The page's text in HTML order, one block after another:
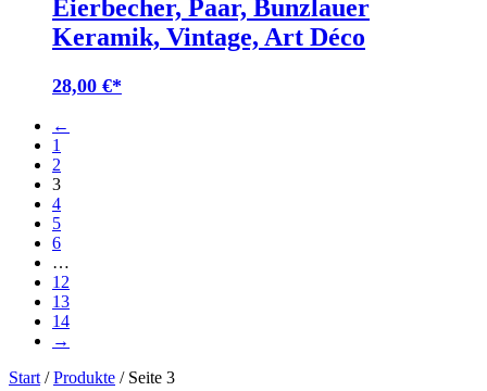
Eierbecher, Paar, Bunzlauer
Keramik, Vintage, Art Déco
28,00 €
←
1
2
3
4
5
6
…
12
13
14
→
Start /Produkte / Seite 3